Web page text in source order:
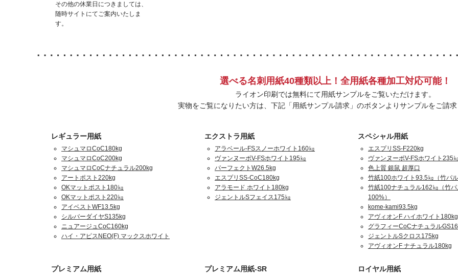
その他の休業日につきましては、
随時サイトにてご案内いたしま
す。
選べる名刺用紙40種類以上！全用紙各種加工対応可能！
ライオン印刷では無料にて用紙サンプルをご覧いただけます。
実物をご覧になりたい方は、下記「用紙サンプル請求」のボタンよりサンプルをご請
レギュラー用紙
マシュマロCoC180kg
マシュマロCoC200kg
マシュマロCoCナチュラル200kg
アートポスト220kg
OKマットポスト180㎏
OKマットポスト220㎏
アイベストWF13.5kg
シルバーダイヤS135kg
ニュアージュCoC160kg
ハイ・アピスNEO(F) マックスホワイト
エクストラ用紙
アラベール-FSスノーホワイト160㎏
ヴァンヌーボV-FSホワイト195㎏
パーフェクトW26.5kg
エスプリSS-CoC180kg
アラモード ホワイト180kg
ジェントルSフェイス175㎏
スペシャル用紙
エスプリSS-F220kg
ヴァンヌーボV-FSホワイト235
色上質 銀鼠 超厚口
竹紙100ホワイト93.5㎏（竹パ
竹紙100ナチュラル162㎏（竹
100%）
kome-kami93.5kg
アヴィオンF ハイホワイト180kg
グラフィーCoCナチュラル
ジェントルSクロス175kg
アヴィオンF ナチュラル180kg
プレミアム用紙 プレミアム用紙-SR ロイヤル用紙